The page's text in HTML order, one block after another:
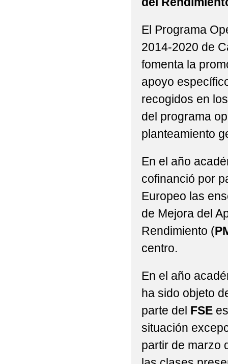
El Programa
2014-2020 de
fomenta la
apoyo
recogidos en
del programa
planteamiento
En el año
cofinanció por
Europeo las
de Mejora del
Rendimiento (
centro.
En el año
ha sido objeto
parte del FSE
situación
partir de marzo